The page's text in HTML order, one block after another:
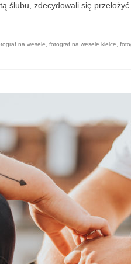
ślubu, zdecydowali się
na wesele fotograf na wesele kielce